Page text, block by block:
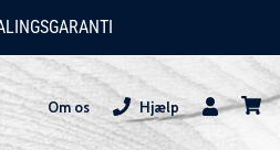
Om os
Hjælp
Bruger